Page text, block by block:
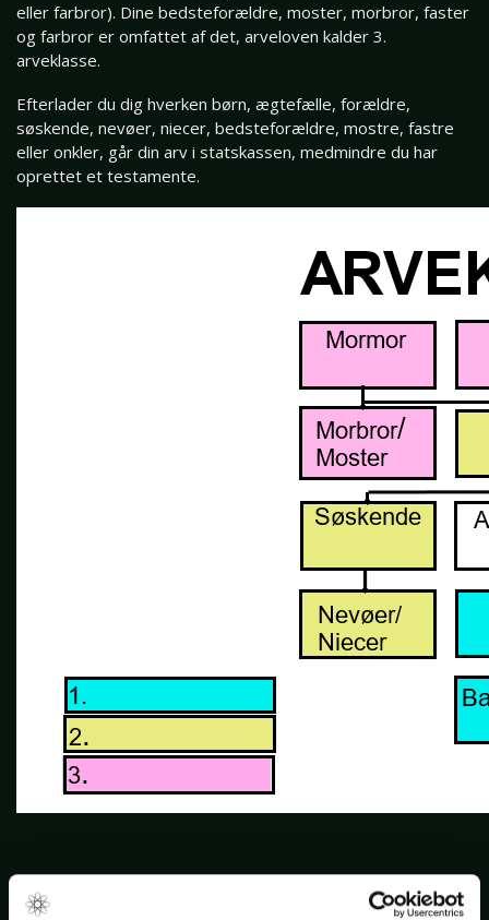
eller farbror). Dine bedsteforældre, moster, morbror, faster
og farbror er omfattet af det, arveloven kalder 3.
arveklasse.
Efterlader du dig hverken børn, ægtefælle, forældre,
søskende, nevøer, niecer, bedsteforældre, mostre, fastre
eller onkler, går din arv i statskassen, medmindre du har
oprettet et testamente.